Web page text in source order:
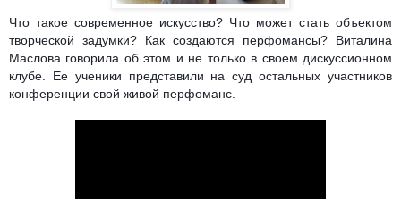
Что такое современное искусство? Что может стать объектом
творческой задумки? Как создаются перфомансы? Виталина
Маслова говорила об этом и не только в своем дискуссионном
клубе. Ее ученики представили на суд остальных участников
конференции свой живой перфоманс.